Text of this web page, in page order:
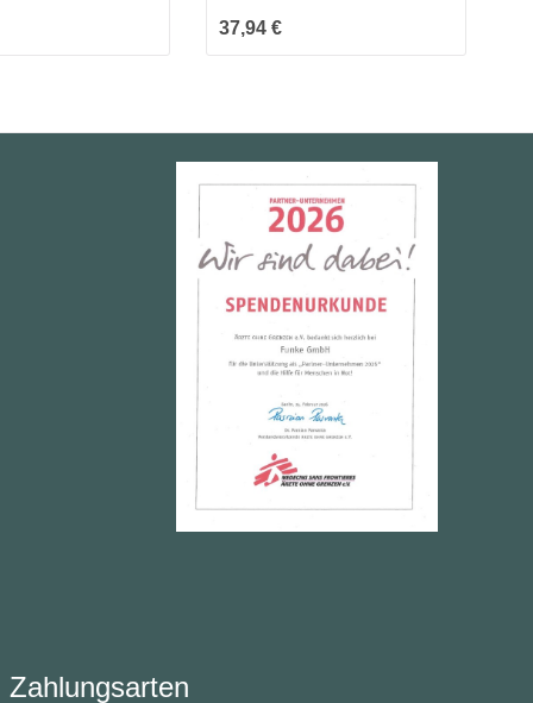
Ich sorge mit
für ein
Meine
Rein und Raus,
am Saum und
weichen Baumwolljersey-
Mischgewebe und sorge
Brustlogo ist ein Hingucker.
Regulärer Preis:
37,94 €
Zahlungsarten